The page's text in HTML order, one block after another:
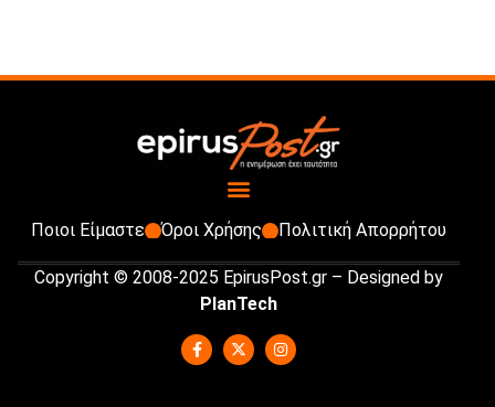
Ποιοι Είμαστε Όροι Χρήσης Πολιτική Απορρήτου
Copyright © 2008-2025 EpirusPost.gr – Designed by
PlanTech